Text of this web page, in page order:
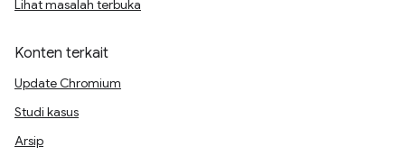
Lihat masalah terbuka
Konten terkait
Update Chromium
Studi kasus
Arsip